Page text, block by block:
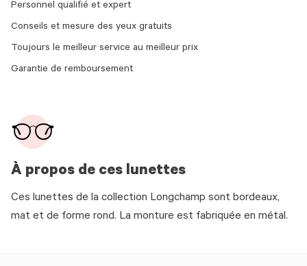
À propos de ces lunettes
Ces lunettes de la collection Longchamp sont bordeaux,
mat et de forme rond. La monture est fabriquée en métal.
Personnel qualifié et expert
Conseils et mesure des yeux gratuits
Toujours le meilleur service au meilleur prix
Garantie de remboursement